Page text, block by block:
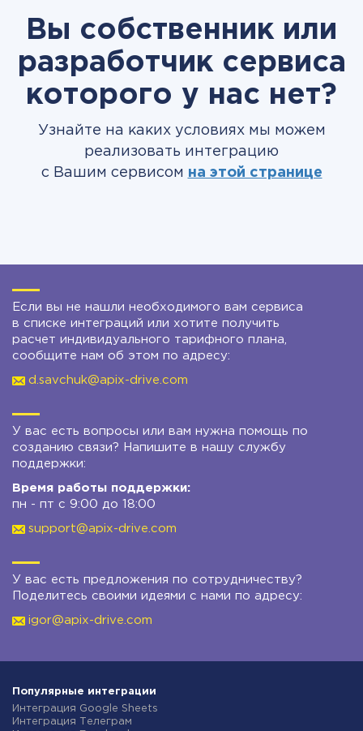
Вы собственник или
разработчик сервиса
которого у нас нет?
Узнайте на каких условиях мы можем
реализовать интеграцию
с Вашим сервисом на этой странице
Если вы не нашли необходимого вам сервиса
в списке интеграций или хотите получить
расчет индивидуального тарифного плана,
сообщите нам об этом по адресу:
d.savchuk@apix-drive.com
У вас есть вопросы или вам нужна помощь по
созданию связи? Напишите в нашу службу
поддержки:
Время работы поддержки:
пн - пт с 9:00 до 18:00
support@apix-drive.com
У вас есть предложения по сотрудничеству?
Поделитесь своими идеями с нами по адресу:
igor@apix-drive.com
Популярные интеграции
Интеграция Google Sheets
Интеграция Телеграм